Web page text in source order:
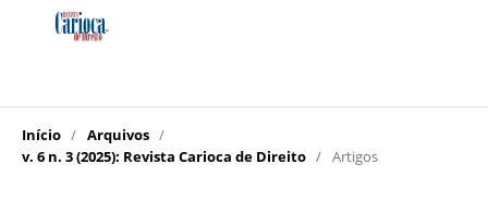
Início / Arquivos /
v. 6 n. 3 (2025): Revista Carioca de Direito / Artigos